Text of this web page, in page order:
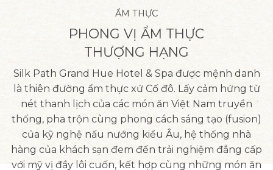
ẨM THỰC
PHONG VỊ ẨM THỰC
THƯỢNG HẠNG
Silk Path Grand Hue Hotel & Spa được mệnh danh
là thiên đường ẩm thực xứ Cố đô. Lấy cảm hứng từ
nét thanh lịch của các món ăn Việt Nam truyền
thống, pha trộn cùng phong cách sáng tạo (fusion)
của kỹ nghệ nấu nướng kiểu Âu, hệ thống nhà
hàng của khách sạn đem đến trải nghiệm đẳng cấp
với mỹ vị đầy lôi cuốn, kết hợp cùng những món ăn